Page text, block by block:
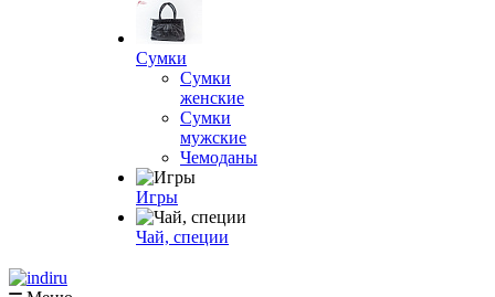
Сумки
Сумки
женские
Сумки
мужские
Чемоданы
Игры
Чай, специи